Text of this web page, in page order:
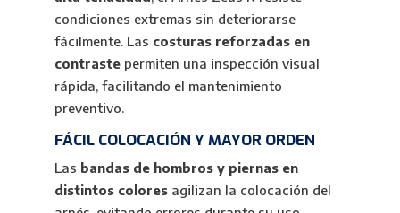
condiciones extremas sin deteriorarse
fácilmente. Las costuras reforzadas en
contrastepermiten una inspección visual
rápida, facilitando el mantenimiento
preventivo.
FÁCIL COLOCACIÓN Y MAYOR ORDEN
Las bandas de hombros y piernas en
distintos coloresagilizan la colocación del